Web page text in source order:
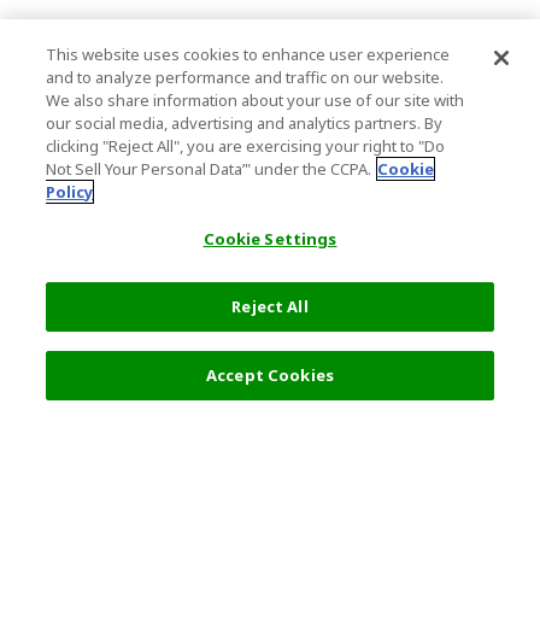
This website uses cookies to enhance user experience
and to analyze performance and traffic on our website.
We also share information about your use of our site with
our social media, advertising and analytics partners. By
clicking "Reject All", you are exercising your right to "Do
Not Sell Your Personal Data’" under the CCPA. Cookie
Policy
Cookie Settings
Reject All
Accept Cookies